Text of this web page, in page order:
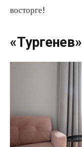
восторге!
«Тургенев»